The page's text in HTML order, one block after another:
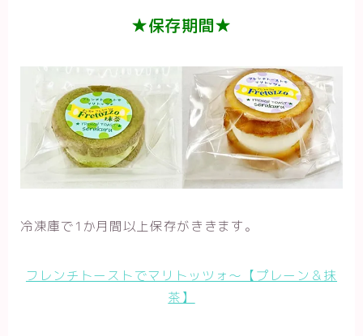
★保存期間★
冷凍庫で1か月間以上保存がききます。
フレンチトーストでマリトッツォ～【プレーン＆抹
茶】